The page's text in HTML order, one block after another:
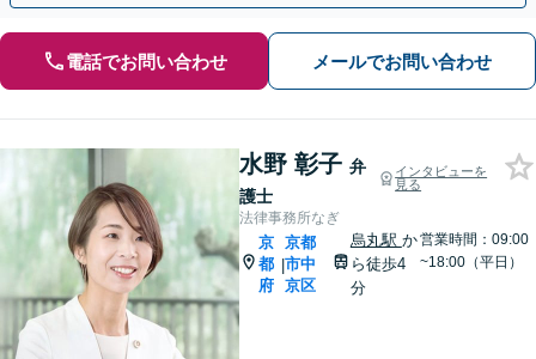
電話でお問い合わせ メールでお問い合わせ
水野 彰子 弁
護士
インタビューを
見る
法律事務所なぎ
京
都
府
|
京都
市中
京区
烏丸駅 か
ら徒歩4
分
営業時間：09:00
~18:00（平日）